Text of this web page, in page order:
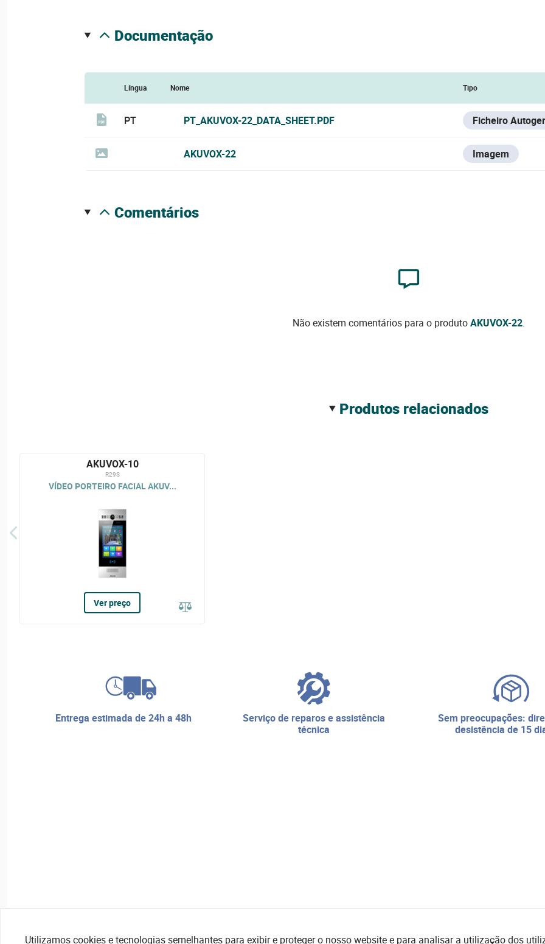
documentação
Língua Nome Tipo
PT PT_AKUVOX-22_DATA_SHEET.PDF Ficheiro
AKUVOX-22 Imagem
comentários
Não existem comentários para o produtoAKUVOX-22.
produtos relacionados
AKUVOX-10
R29S
VÍDEO PORTEIRO FACIAL AKUV...
Ver preço
entrega estimada de 24h a 48h
serviço de reparos e assistência
técnica
sem preocupações: direito de
desistência de 15
Utilizamos cookies e tecnologias semelhantes para exibir e proteger o nosso website e para analisar a utilização dos